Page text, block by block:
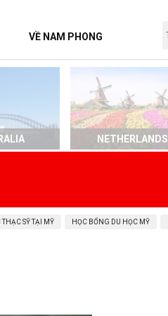
VỀ NAM PHONG
NETHERLANDS
THẠC SỸ TẠI MỸ HỌC BỔNG DU HỌC MỸ